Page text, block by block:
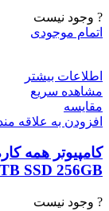
? وجود نیست
اتمام موجودی
اطلاعات بیشتر
مشاهده سریع
مقایسه
افزودن به علاقه
SSD 256GB
? وجود نیست